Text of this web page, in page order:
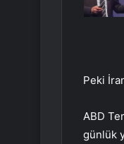
Peki
ABD
günlük